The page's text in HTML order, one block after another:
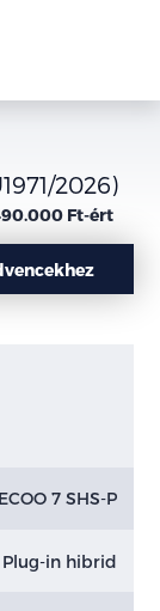
2026)
Ft-ért
7 SHS-P
Plug-in hibrid